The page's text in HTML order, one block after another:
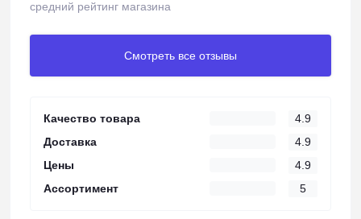
средний рейтинг магазина
Смотреть все отзывы
Качество товара
4.9
Доставка
4.9
Цены
4.9
Ассортимент
5